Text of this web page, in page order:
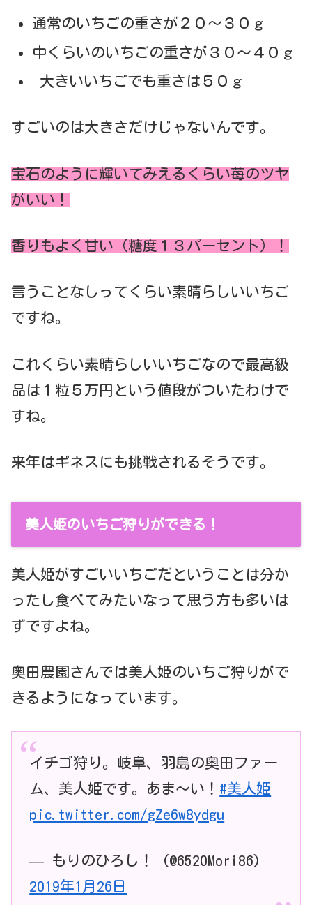
通常のいちごの重さが２０～３０ｇ
中くらいのいちごの重さが３０～４０ｇ
大きいいちごでも重さは５０ｇ
すごいのは大きさだけじゃないんです。
宝石のように輝いてみえるくらい苺のツヤ
がいい！
香りもよく甘い（糖度１３パーセント）！
言うことなしってくらい素晴らしいいちご
ですね。
これくらい素晴らしいいちごなので最高級
品は１粒５万円という値段がついたわけで
すね。
来年はギネスにも挑戦されるそうです。
美人姫のいちご狩りができる！
美人姫がすごいいちごだということは分か
ったし食べてみたいなって思う方も多いは
ずですよね。
奥田農園さんでは美人姫のいちご狩りがで
きるようになっています。
イチゴ狩り。岐阜、羽島の奥田ファー
ム、美人姫です。あま〜い！ #美人姫
pic.twitter.com/gZe6w8ydgu
— もりのひろし！ (@6520Mori86)
2019年1月26日